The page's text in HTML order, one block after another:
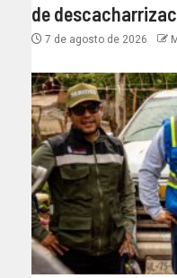
de
7 de agosto de 2026